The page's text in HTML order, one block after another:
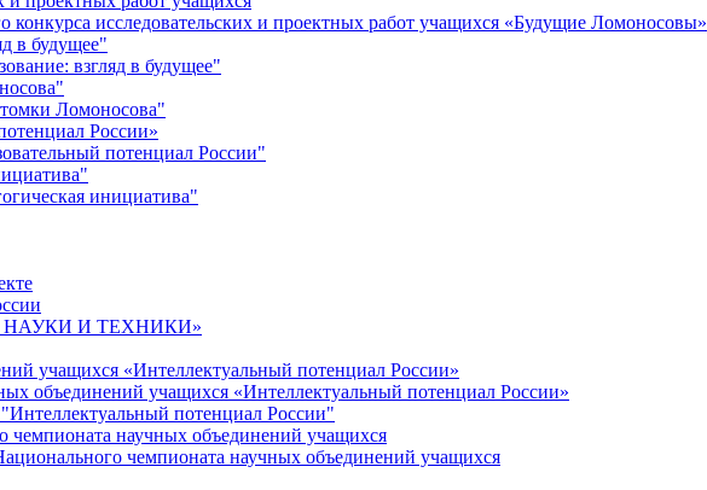
конкурса исследовательских и проектных работ учащихся «Будущие Ломоносовы»
в будущее"
взгляд в будущее"
Ломоносова"
России»
потенциал России"
инициатива"
И ТЕХНИКИ»
учащихся «Интеллектуальный потенциал России»
объединений учащихся «Интеллектуальный потенциал России»
потенциал России"
чемпионата научных объединений учащихся
чемпионата научных объединений учащихся